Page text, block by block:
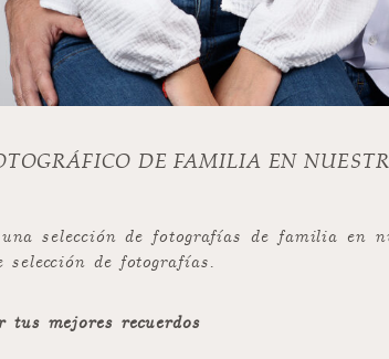
DE FAMILIA EN
selección de fotografías de familia en
de fotografías.
mejores recuerdos